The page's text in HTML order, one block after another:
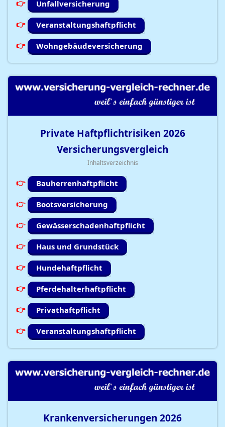
Unfallversicherung
Veranstaltungshaftpflicht
Wohngebäudeversicherung
Private Haftpflichtrisiken 2026
Versicherungsvergleich
Inhaltsverzeichnis
Bauherrenhaftpflicht
Bootsversicherung
Gewässerschadenhaftpflicht
Haus und Grundstück
Hundehaftpflicht
Pferdehalterhaftpflicht
Privathaftpflicht
Veranstaltungshaftpflicht
Krankenversicherungen 2026